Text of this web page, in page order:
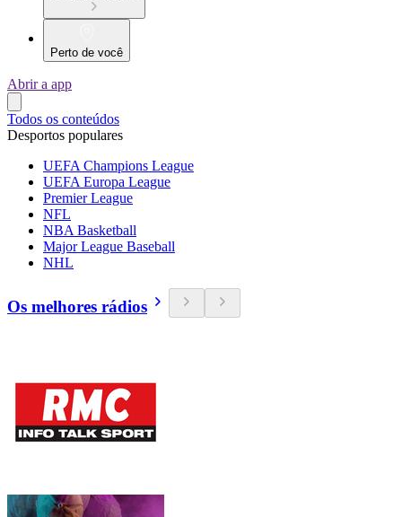
Perto de você
Abrir a app
Todos os conteúdos
Desportos populares
UEFA Champions League
UEFA Europa League
Premier League
NFL
NBA Basketball
Major League Baseball
NHL
Os melhores rádios